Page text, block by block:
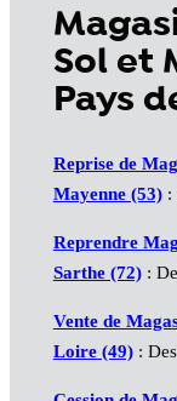
Sol et
Pays
Reprise de
Mayenne (53):
Reprendre
Sarthe (72):
Vente de
Loire (49): Des